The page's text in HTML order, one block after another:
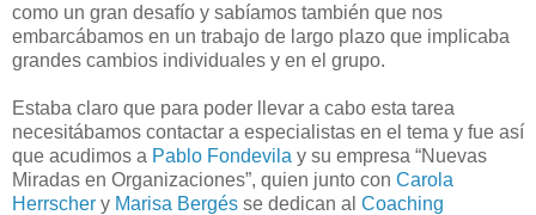
como un gran desafío y sabíamos también que nos
embarcábamos en un trabajo de largo plazo que implicaba
grandes cambios individuales y en el grupo.
Estaba claro que para poder llevar a cabo esta tarea
necesitábamos contactar a especialistas en el tema y fue así
que acudimos a Pablo Fondevila y su empresa “Nuevas
Miradas en Organizaciones”, quien junto con Carola
Herrscher y Marisa Bergés se dedican al Coaching